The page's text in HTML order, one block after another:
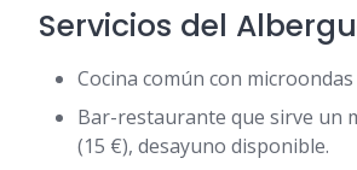
Servicios del
Cocina común con
Bar-restaurante que sirve un
(15 €), desayuno disponible.